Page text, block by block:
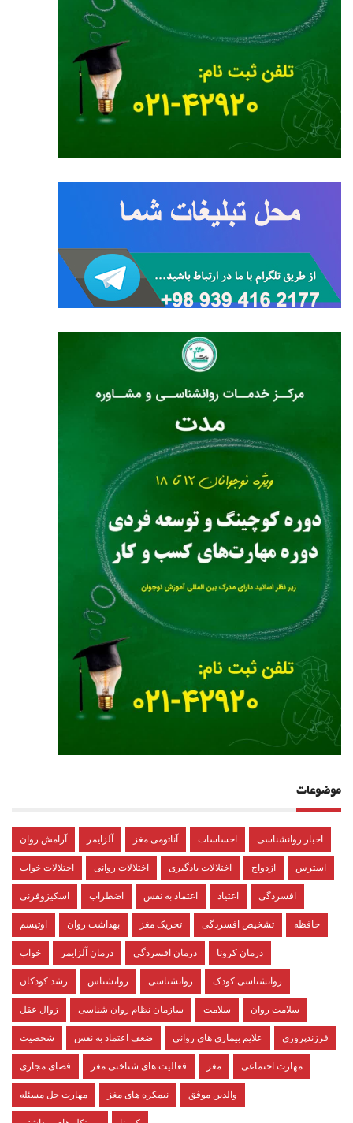
موضوعات
آرامش روان آلزایمر آناتومی مغز احساسات اخبار روانشناسی
اختلالات خواب اختلالات روانی اختلالات یادگیری ازدواج استرس
اسکیزوفرنی اضطراب اعتماد به نفس اعتیاد افسردگی
اوتیسم بهداشت روان تحریک مغز تشخیص افسردگی حافظه
خواب درمان آلزایمر درمان افسردگی درمان کرونا
رشد کودکان روانشناس روانشناسی روانشناسی کودک
زوال عقل سازمان نظام روان شناسی سلامت سلامت روان
شخصیت ضعف اعتماد به نفس علایم بیماری های روانی فرزندپروری
فضای مجازی فعالیت های شناختی مغز مغز مهارت اجتماعی
مهارت حل مسئله نیمکره های مغز والدین موفق